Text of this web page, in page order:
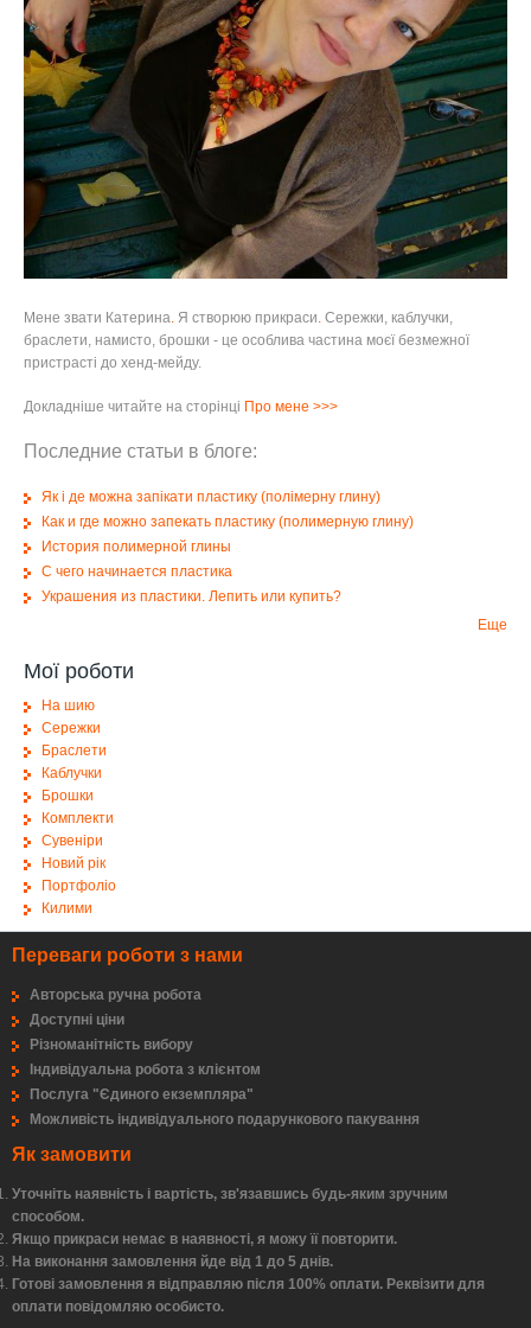
Мене звати Катерина Я створюю прикраси Сережки, каблучки,
браслети, намисто, брошки - це особлива частина моєї безмежної
пристрасті до хенд-мейду.
Докладніше читайте на сторінці Про мене >>>
Последние статьи в блоге:
Як і де можна запікати пластику (полімерну глину)
Как и где можно запекать пластику (полимерную глину)
История полимерной глины
С чего начинается пластика
Украшения из пластики. Лепить или купить?
Еще
Мої роботи
На шию
Сережки
Браслети
Каблучки
Брошки
Комплекти
Сувеніри
Новий рік
Портфоліо
Килими
Переваги роботи з нами
Авторська ручна робота
Доступні ціни
Різноманітність вибору
Індивідуальна робота з клієнтом
Послуга "Єдиного екземпляра"
Можливість індивідуального подарункового пакування
Як замовити
Уточніть наявність і вартість, зв'язавшись будь-яким зручним
способом.
Якщо прикраси немає в наявності, я можу її повторити.
На виконання замовлення йде від 1 до 5 днів.
Готові замовлення я відправляю після 100% оплати. Реквізити для
оплати повідомляю особисто.